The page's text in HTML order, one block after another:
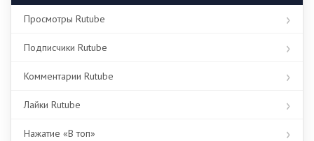
Просмотры Rutube
Подписчики Rutube
Комментарии Rutube
Лайки Rutube
Нажатие «В топ»